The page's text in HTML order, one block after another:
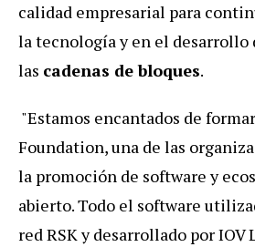
calidad empresarial para
la tecnología y en el desarrollo
las cadenas de bloques.
"Estamos encantados de
Foundation, una de las
la promoción de software y
abierto. Todo el software
red RSK y desarrollado por IOV